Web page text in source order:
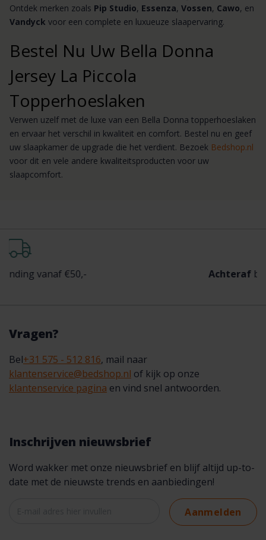
Ontdek merken zoals Pip Studio, Essenza, Vossen, Cawo, en
Vandyck voor een complete en luxueuze slaapervaring.
Bestel Nu Uw Bella Donna
Jersey La Piccola
Topperhoeslaken
Verwen uzelf met de luxe van een Bella Donna topperhoeslaken
en ervaar het verschil in kwaliteit en comfort. Bestel nu en geef
uw slaapkamer de upgrade die het verdient. Bezoek Bedshop.nl
voor dit en vele andere kwaliteitsproducten voor uw
slaapcomfort.
€50,- betalen
Vragen?
Bel+31 575 - 512 816, mail naar
klantenservice@bedshop.nl of kijk op onze
klantenservice pagina en vind snel antwoorden.
Inschrijven nieuwsbrief
Word wakker met onze nieuwsbrief en blijf altijd up-to-
date met de nieuwste trends en aanbiedingen!
Aanmelden